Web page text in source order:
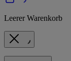
Leerer Warenkorb